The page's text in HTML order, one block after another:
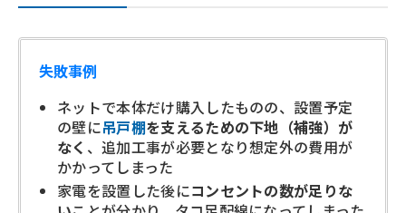
失敗事例
ネットで本体だけ購入したものの、設置予定
の壁に吊戸棚を支えるための下地（補強）が
なく 、追加工事が必要となり想定外の費用が
かかってしまった
家電を設置した後にコンセントの数が足りな